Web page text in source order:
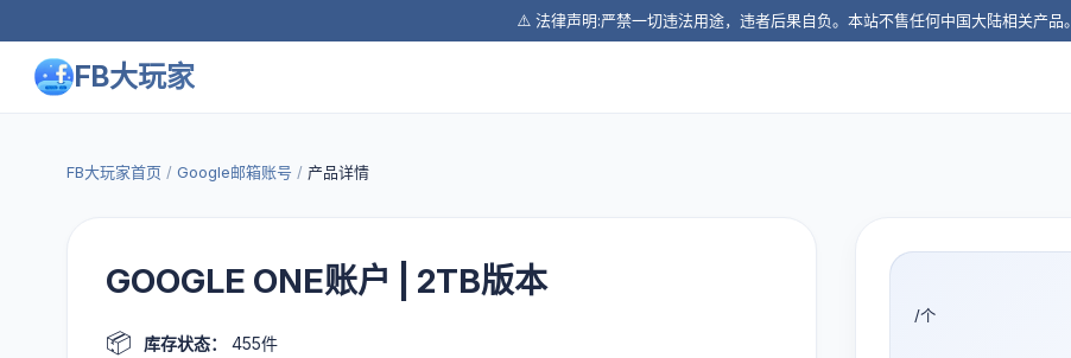
⚠️ 法律声明:严禁一切违法用途，违者后果自负。本站不售任何中国大陆相关产品。
FB大玩家
FB大玩家首页 / Google邮箱账号 / 产品详情
GOOGLE ONE账户 | 2TB版本
📦 库存状态： 455件
/个